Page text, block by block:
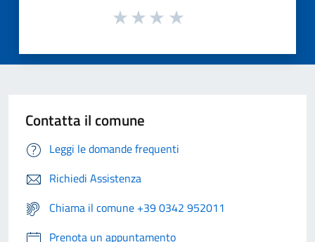
Contatta il comune
Leggi le domande frequenti
Richiedi Assistenza
Chiama il comune +39 0342 952011
Prenota un appuntamento